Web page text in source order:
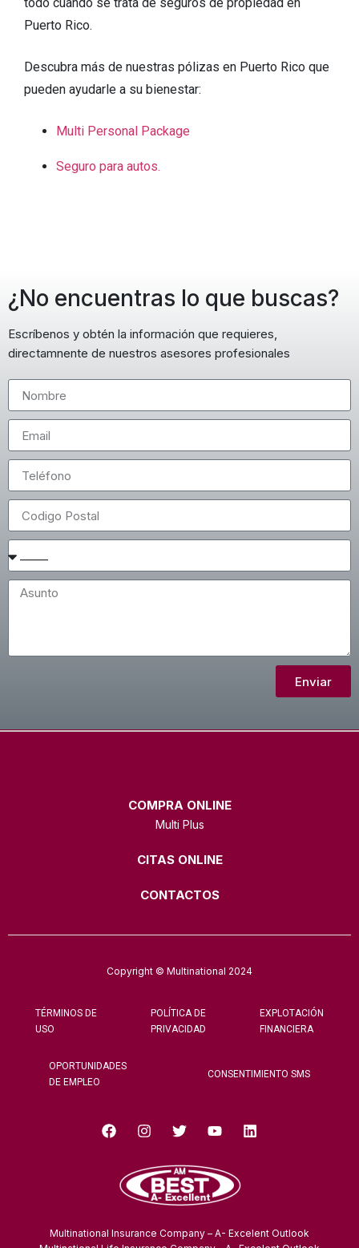
todo cuando se trata de seguros de propiedad en
Puerto Rico.
Descubra más de nuestras pólizas en Puerto Rico que
pueden ayudarle a su bienestar:
Multi Personal Package
Seguro para autos.
¿No encuentras lo que buscas?
Escríbenos y obtén la información que requieres,
directamnente de nuestros asesores profesionales
Enviar
COMPRA ONLINE
Multi Plus
CITAS ONLINE
CONTACTOS
Copyright © Multinational 2024
TÉRMINOS DE
USO
POLÍTICA DE
PRIVACIDAD
EXPLOTACIÓN
FINANCIERA
OPORTUNIDADES
DE EMPLEO
CONSENTIMIENTO SMS
Multinational Insurance Company – A- Excelent Outlook